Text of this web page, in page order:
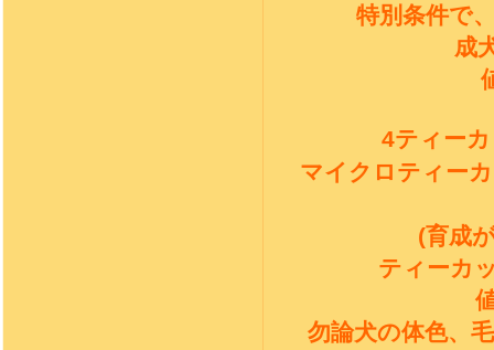
特別条件で
成
4ティー
マイクロティー
(育成
ティーカ
勿論犬の体色、